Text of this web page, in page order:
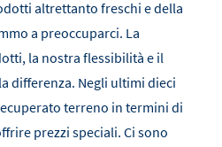
altrettanto freschi e della
a preoccuparci. La
la nostra flessibilità e il
differenza. Negli ultimi dieci
terreno in termini di
prezzi speciali. Ci sono